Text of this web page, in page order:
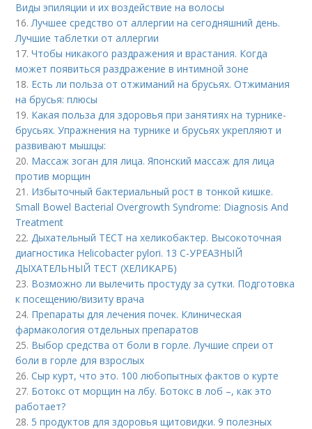
Виды эпиляции и их воздействие на волосы
16.Лучшее средство от аллергии на сегодняшний день.
Лучшие таблетки от аллергии
17.Чтобы никакого раздражения и врастания. Когда
может появиться раздражение в интимной зоне
18. Есть ли польза от отжиманий на брусьях. Отжимания
на брусья: плюсы
19. Какая польза для здоровья при занятиях на турнике-
брусьях. Упражнения на турнике и брусьях укрепляют и
развивают мышцы:
20. Массаж зоган для лица. Японский массаж для лица
против морщин
21. Избыточный бактериальный рост в тонкой кишке.
Small Bowel Bacterial Overgrowth Syndrome: Diagnosis And
Treatment
22.Дыхательный ТЕСТ на хеликобактер. Высокоточная
диагностика Helicobacter pylori. 13 C-УРЕАЗНЫЙ
ДЫХАТЕЛЬНЫЙ ТЕСТ (ХЕЛИКАРБ)
23. Возможно ли вылечить простуду за сутки. Подготовка
к посещению/визиту врача
24. Препараты для лечения почек. Клиническая
фармакология отдельных препаратов
25. Выбор средства от боли в горле. Лучшие спреи от
боли в горле для взрослых
26.Сыр курт, что это. 100 любопытных фактов о курте
27. Ботокс от морщин на лбу. Ботокс в лоб –, как это
работает?
28. 5 продуктов для здоровья щитовидки. 9 полезных